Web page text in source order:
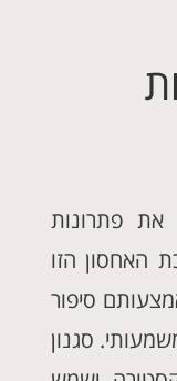
פתרונות
האחסון הזו
סיפור
סגנון